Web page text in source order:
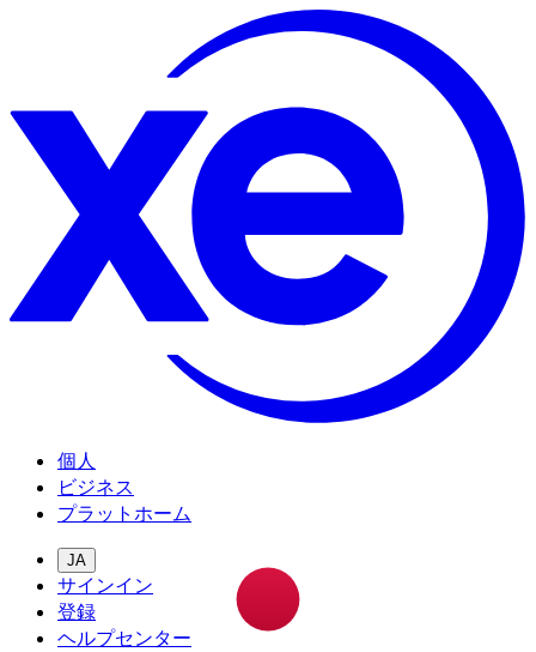
個人
ビジネス
プラットホーム
JA
サインイン
登録
ヘルプセンター